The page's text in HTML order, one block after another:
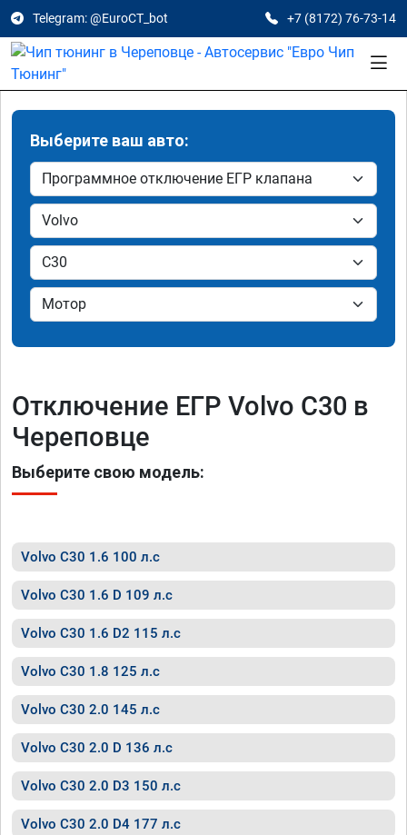
Telegram: @EuroCT_bot +7 (8172) 76-73-14
Выберите ваш авто:
Отключение ЕГР Volvo C30 в
Череповце
Выберите свою модель:
Volvo C30 1.6 100 л.с
Volvo C30 1.6 D 109 л.с
Volvo C30 1.6 D2 115 л.с
Volvo C30 1.8 125 л.с
Volvo C30 2.0 145 л.с
Volvo C30 2.0 D 136 л.с
Volvo C30 2.0 D3 150 л.с
Volvo C30 2.0 D4 177 л.с